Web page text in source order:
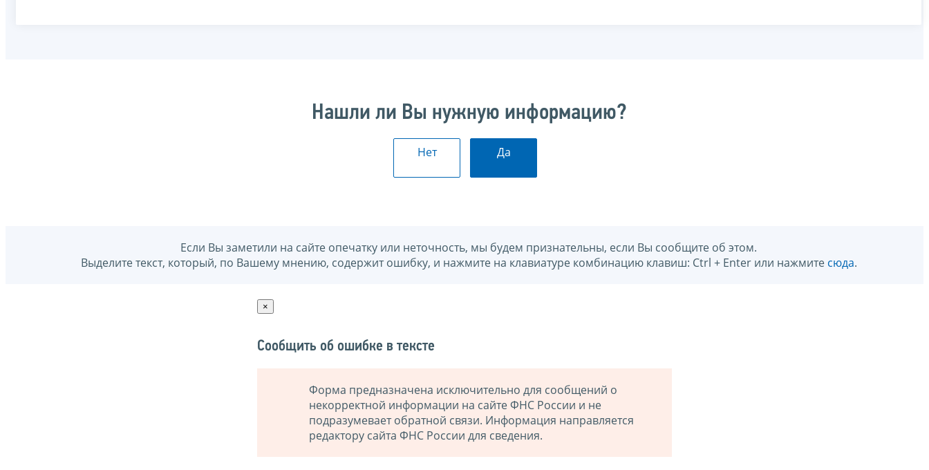
Нашли ли Вы нужную информацию?
Нет Да
Если Вы заметили на сайте опечатку или неточность, мы будем признательны, если Вы сообщите об этом.
Выделите текст, который, по Вашему мнению, содержит ошибку, и нажмите на клавиатуре комбинацию клавиш: Ctrl + Enter или нажмите сюда.
×
Сообщить об ошибке в тексте
Форма предназначена исключительно для сообщений о
некорректной информации на сайте ФНС России и не
подразумевает обратной связи. Информация направляется
редактору сайта ФНС России для сведения.